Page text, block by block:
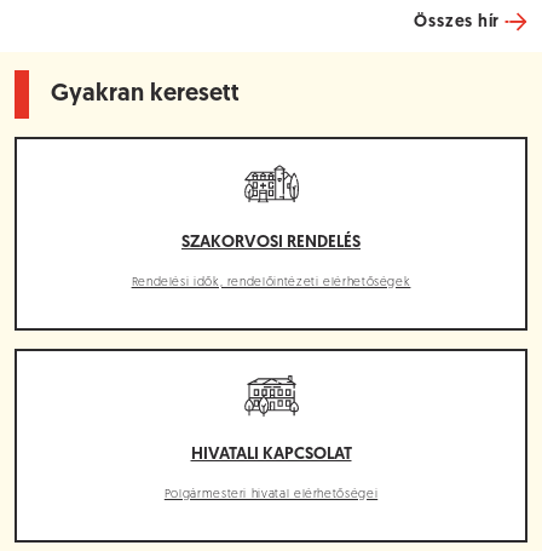
Összes hír
Gyakran keresett
SZAKORVOSI RENDELÉS
Rendelési idők, rendelőintézeti elérhetőségek
HIVATALI KAPCSOLAT
Polgármesteri hivatal elérhetőségei